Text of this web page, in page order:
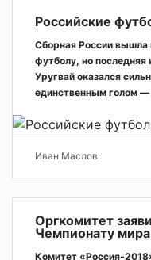
Российские
Сборная России
футболу, но последняя
Уругвай оказался
единственным голом —
Иван Маслов
Оргкомитет
Чемпионату
Комитет «Россия-